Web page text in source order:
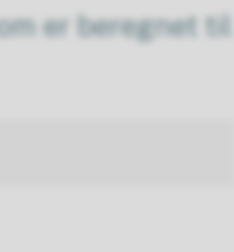
er beregnet til